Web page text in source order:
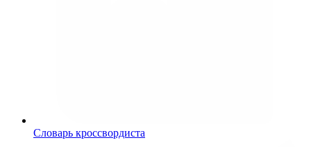
Словарь кроссвордиста